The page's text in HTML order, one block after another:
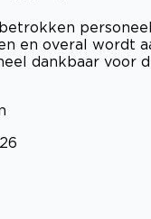
en overal wordt
dankbaar voor